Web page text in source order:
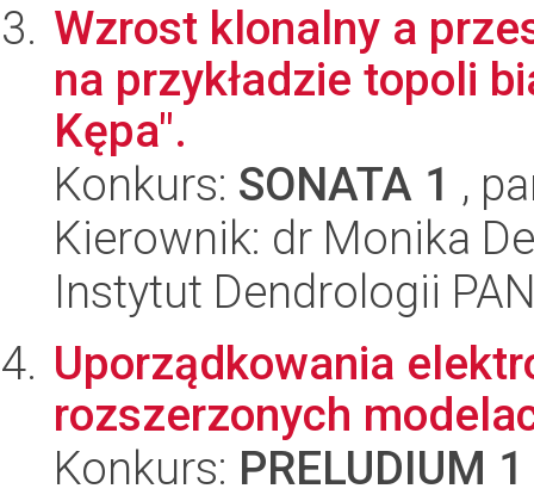
Wzrost klonalny a
na przykładzie topoli
Kępa".
Konkurs: SONATA 1 ,
Kierownik: dr Monika
Instytut Dendrologii
Uporządkowania
rozszerzonych
Konkurs: PRELUDIUM 1